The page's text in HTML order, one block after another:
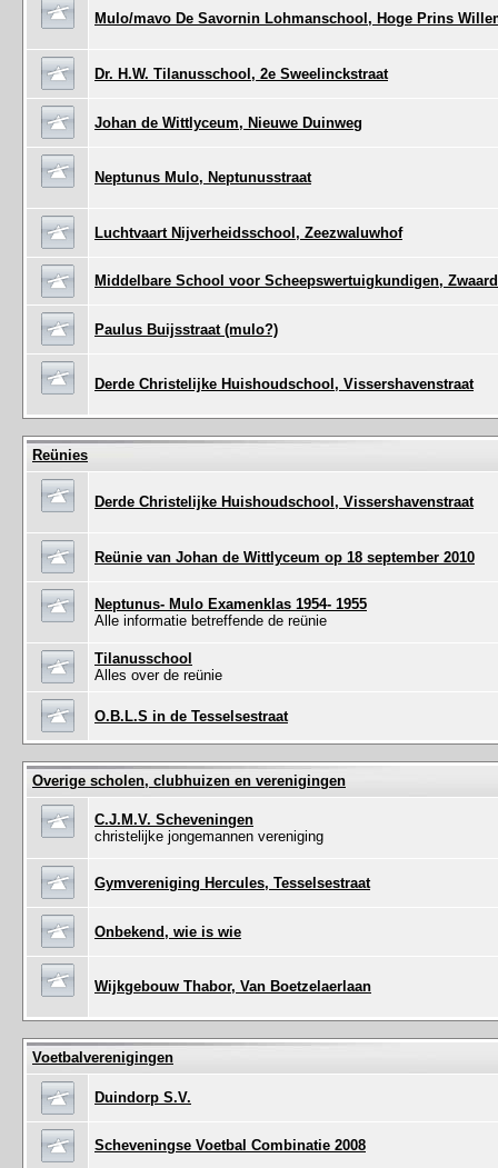
Mulo/mavo De Savornin Lohmanschool, Hoge Prins
Dr. H.W. Tilanusschool, 2e Sweelinckstraat
Johan de Wittlyceum, Nieuwe Duinweg
Neptunus Mulo, Neptunusstraat
Luchtvaart Nijverheidsschool, Zeezwaluwhof
Middelbare School voor Scheepswertuigkundigen,
Paulus Buijsstraat (mulo?)
Derde Christelijke Huishoudschool, Vissershavenstraat
Reünies
Derde Christelijke Huishoudschool, Vissershavenstraat
Reünie van Johan de Wittlyceum op 18 september 2010
Neptunus- Mulo Examenklas 1954- 1955
Alle informatie betreffende de reünie
Tilanusschool
Alles over de reünie
O.B.L.S in de Tesselsestraat
Overige scholen, clubhuizen en verenigingen
C.J.M.V. Scheveningen
christelijke jongemannen vereniging
Gymvereniging Hercules, Tesselsestraat
Onbekend, wie is wie
Wijkgebouw Thabor, Van Boetzelaerlaan
Voetbalverenigingen
Duindorp S.V.
Scheveningse Voetbal Combinatie 2008